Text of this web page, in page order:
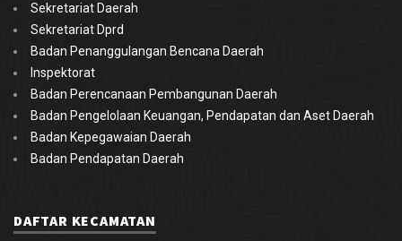
Sekretariat Daerah
Sekretariat Dprd
Badan Penanggulangan Bencana Daerah
Inspektorat
Badan Perencanaan Pembangunan Daerah
Badan Pengelolaan Keuangan, Pendapatan dan Aset Daerah
Badan Kepegawaian Daerah
Badan Pendapatan Daerah
DAFTAR KECAMATAN